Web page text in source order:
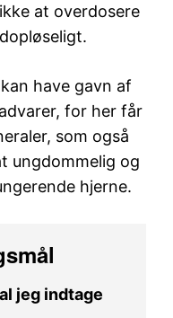
at overdosere
have gavn af
for her får
som også
ungdommelig og
hjerne.
jeg indtage